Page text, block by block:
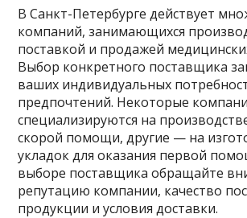
В Санкт-Петербурге действует
компаний, занимающихся
поставкой и продажей
Выбор конкретного поставщика
ваших индивидуальных
предпочтений. Некоторые
специализируются на
скорой помощи, другие — на
укладок для оказания первой
выборе поставщика обращайте
репутацию компании, качество
продукции и условия доставки.